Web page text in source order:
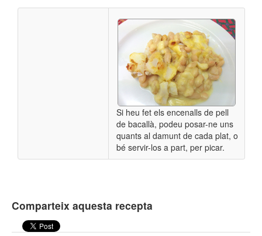
Si heu fet els encenalls de pell
de bacallà, podeu posar-ne uns
quants al damunt de cada plat, o
bé servir-los a part, per picar.
Comparteix aquesta recepta